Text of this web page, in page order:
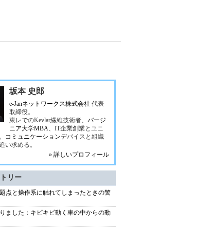
坂本 史郎
e-Janネットワークス株式会社 代表
取締役。
東レでのKevlar繊維技術者、 バージ
ニア大学MBA、IT企業創業とユニ
コミュニケーションデバイスと組織
い求める。
» 詳しいプロフィール
リー
点と操作系に触れてしまったときの警
ました：キビキビ動く車の中からの動